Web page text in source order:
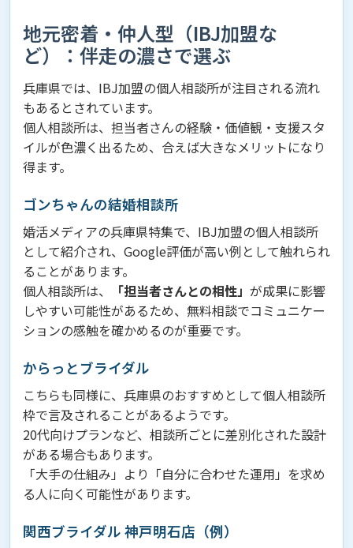
地元密着・仲人型（IBJ加盟な
ど）：伴走の濃さで選ぶ
兵庫県では、IBJ加盟の個人相談所が注目される流れ
もあるとされています。
個人相談所は、担当者さんの経験・価値観・支援スタ
イルが色濃く出るため、合えば大きなメリットになり
得ます。
ゴンちゃんの結婚相談所
婚活メディアの兵庫県特集で、IBJ加盟の個人相談所
として紹介され、Google評価が高い例として触れられ
ることがあります。
個人相談所は、
「担当者さんとの相性」 が成果に影響
しやすい可能性があるため、無料相談でコミュニケー
ションの感触を確かめるのが重要です。
からっとブライダル
こちらも同様に、兵庫県のおすすめとして個人相談所
枠で言及されることがあるようです。
20代向けプランなど、相談所ごとに差別化された設計
がある場合もあります。
「大手の仕組み」より「自分に合わせた運用」を求め
る人に向く可能性があります。
関西ブライダル 神戸明石店（例）